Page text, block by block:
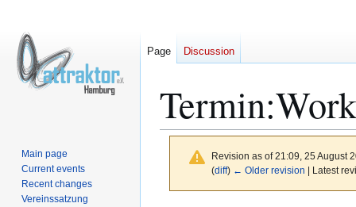
Revision as of 21:09, 25 August
(diff) ← Older revision | Latest
Page Discussion
Main page
Current events
Recent changes
Vereinssatzung